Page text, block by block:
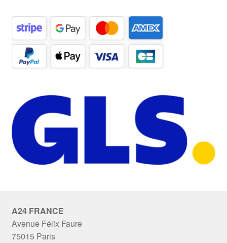
A24 FRANCE
Avenue Félix Faure
75015 Paris